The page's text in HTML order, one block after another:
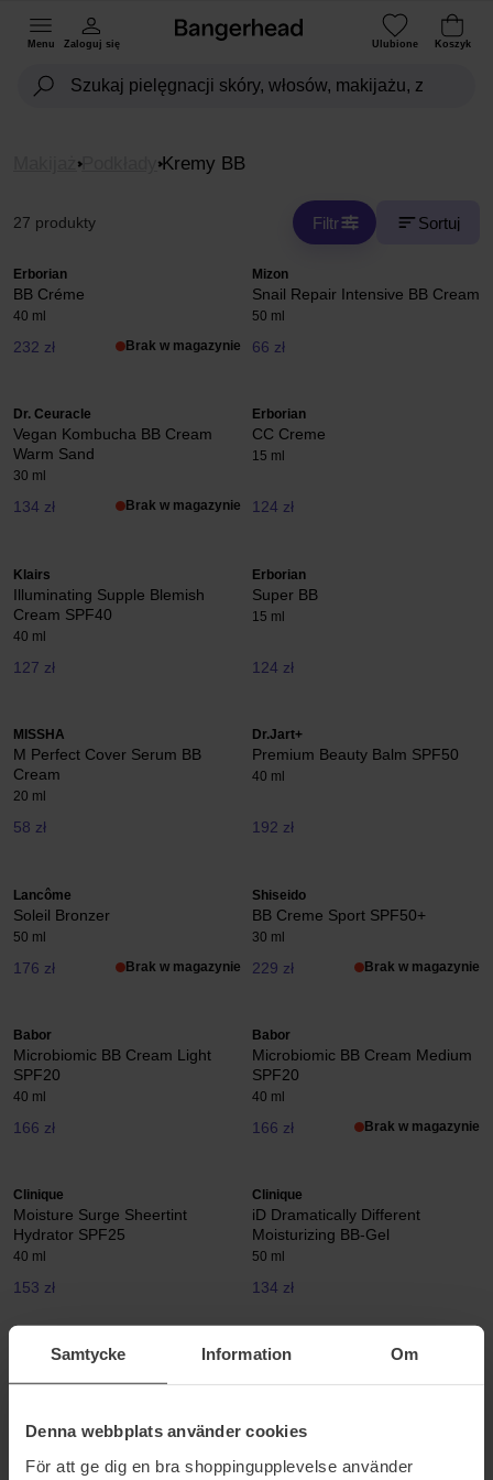
Samtycke Information Om
Denna webbplats använder cookies
För att ge dig en bra shoppingupplevelse använder
Menu Zaloguj się Ulubione Koszyk
Podkłady Kremy BB
27 produkty Filtr Sortuj
Erborian
BB Créme
40 ml
232 zł Brak w magazynie
Mizon
Snail Repair Intensive BB Cream
50 ml
66 zł
Dr. Ceuracle
Vegan Kombucha BB Cream
Warm Sand
30 ml
134 zł Brak w magazynie
Erborian
CC Creme
15 ml
124 zł
Klairs
Illuminating Supple Blemish
Cream SPF40
40 ml
127 zł
Erborian
Super BB
15 ml
124 zł
MISSHA
M Perfect Cover Serum BB
Cream
20 ml
58 zł
Dr.Jart+
Premium Beauty Balm SPF50
40 ml
192 zł
Lancôme
Soleil Bronzer
50 ml
176 zł Brak w magazynie
Shiseido
BB Creme Sport SPF50+
30 ml
229 zł Brak w magazynie
Babor
Microbiomic BB Cream Light
SPF20
40 ml
166 zł
Babor
Microbiomic BB Cream Medium
SPF20
40 ml
166 zł Brak w magazynie
Clinique
Moisture Surge Sheertint
Hydrator SPF25
40 ml
153 zł
Clinique
iD Dramatically Different
Moisturizing BB-Gel
50 ml
134 zł
L'Oréal Paris
73 zł
MAC Cosmetics
180 zł